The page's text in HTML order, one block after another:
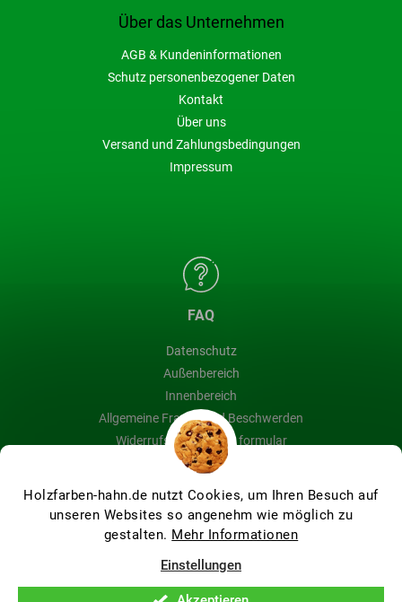
Holzfarben-hahn.de nutzt Cookies, um Ihren Besuch auf
unseren Websites so angenehm wie möglich zu
gestalten. Mehr Informationen
Einstellungen
Über das Unternehmen
AGB & Kundeninformationen
Schutz personenbezogener Daten
Kontakt
Über uns
Versand und Zahlungsbedingungen
Impressum
FAQ
Datenschutz
Außenbereich
Innenbereich
Allgemeine Fragen und Beschwerden
Widerrufsbelehrung & formular
Blog